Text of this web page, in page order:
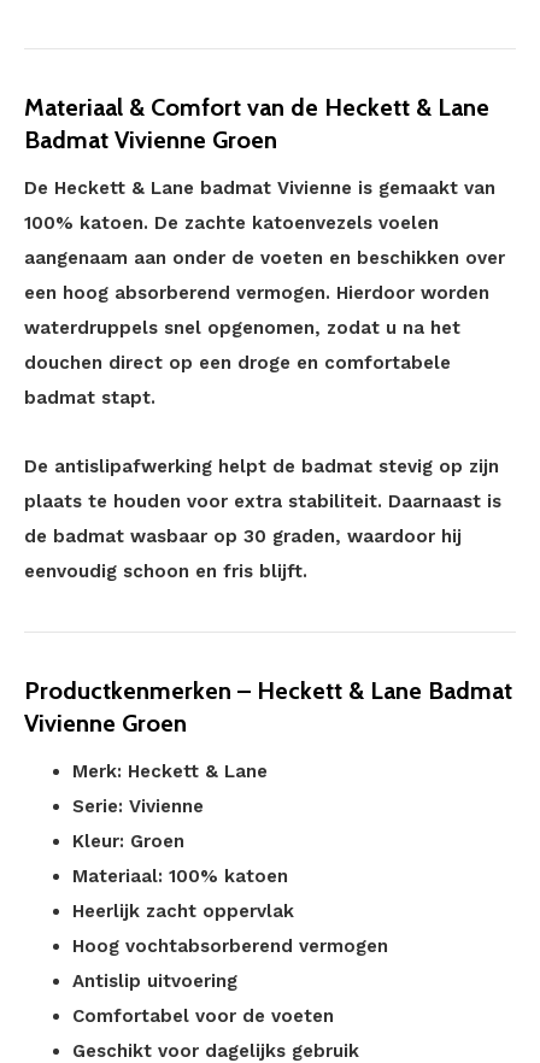
Materiaal & Comfort van de Heckett & Lane
Badmat Vivienne Groen
De Heckett & Lane badmat Vivienne is gemaakt van
100% katoen. De zachte katoenvezels voelen
aangenaam aan onder de voeten en beschikken over
een hoog absorberend vermogen. Hierdoor worden
waterdruppels snel opgenomen, zodat u na het
douchen direct op een droge en comfortabele
badmat stapt.
De antislipafwerking helpt de badmat stevig op zijn
plaats te houden voor extra stabiliteit. Daarnaast is
de badmat wasbaar op 30 graden, waardoor hij
eenvoudig schoon en fris blijft.
Productkenmerken – Heckett & Lane Badmat
Vivienne Groen
Merk: Heckett & Lane
Serie: Vivienne
Kleur: Groen
Materiaal: 100% katoen
Heerlijk zacht oppervlak
Hoog vochtabsorberend vermogen
Antislip uitvoering
Comfortabel voor de voeten
Geschikt voor dagelijks gebruik